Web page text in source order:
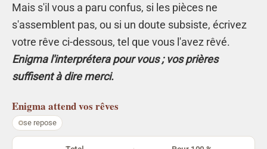
Mais s'il vous a paru confus, si les pièces ne
s'assemblent pas, ou si un doute subsiste, écrivez
votre rêve ci-dessous, tel que vous l'avez rêvé.
Enigma l'interprétera pour vous ; vos prières
suffisent à dire merci.
Enigma attend vos rêves
se repose